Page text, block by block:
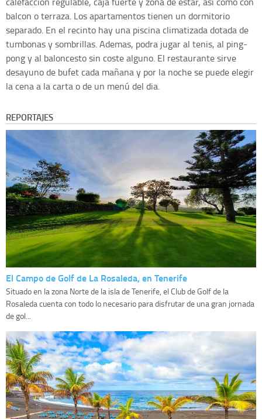
balcon o terraza. Los apartamentos tienen un dormitorio
separado. En el recinto hay una piscina climatizada dotada de
tumbonas y sombrillas. Ademas, podra jugar al tenis, al ping-
pong y al baloncesto sin coste alguno. El restaurante sirve
desayuno de bufet cada mañana y por la noche se puede elegir
la cena a la carta o de un menú del dia.
REPORTAJES
El Campo de Golf de La Rosaleda, en Tenerife
Situado en la zona Norte de la isla de Tenerife, el Club de Golf de la
Rosaleda cuenta con todo lo necesario para disfrutar de una gran jornada
de gol...